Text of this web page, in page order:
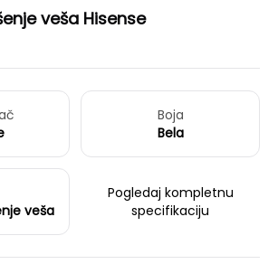
veša Hisense
Boja
Bela
veša
Pogledaj kompletnu
specifikaciju